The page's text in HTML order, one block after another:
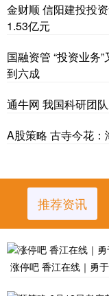
金财顺 信阳建投投
1.53亿元
国融资管 “投资业务
到六成
通牛网 我国科研团
A股策略 古寺今花
推荐资讯
涨停吧 香江在线｜勇